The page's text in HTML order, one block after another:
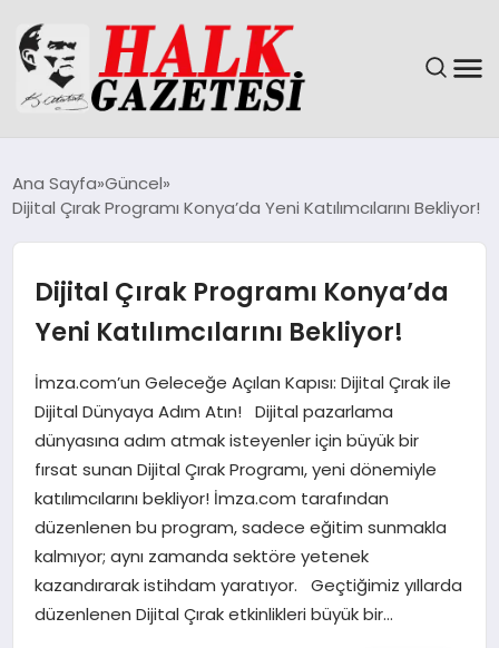
DÜNYA
EĞITIM
EKONOMI
SAĞLIK
Ana Sayfa Güncel
Dijital Çırak Programı Konya’da Yeni Katılımcılarını Bekliyor!
Dijital Çırak Programı Konya’da
Yeni Katılımcılarını Bekliyor!
İmza.com’un Geleceğe Açılan Kapısı: Dijital Çırak ile
Dijital Dünyaya Adım Atın! Dijital pazarlama
dünyasına adım atmak isteyenler için büyük bir
fırsat sunan Dijital Çırak Programı, yeni dönemiyle
katılımcılarını bekliyor! İmza.com tarafından
düzenlenen bu program, sadece eğitim sunmakla
kalmıyor; aynı zamanda sektöre yetenek
kazandırarak istihdam yaratıyor. Geçtiğimiz yıllarda
düzenlenen Dijital Çırak etkinlikleri büyük bir…